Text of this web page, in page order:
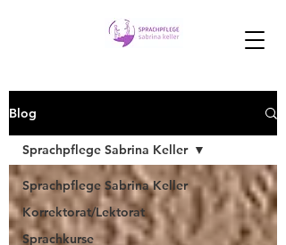
Blog
Sprachpflege Sabrina Keller
Korrektorat/Lektorat
Sprachkurse
Sprachpflege Sabrina Keller